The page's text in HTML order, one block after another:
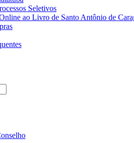
Seletivos
ao Livro de Santo Antônio de